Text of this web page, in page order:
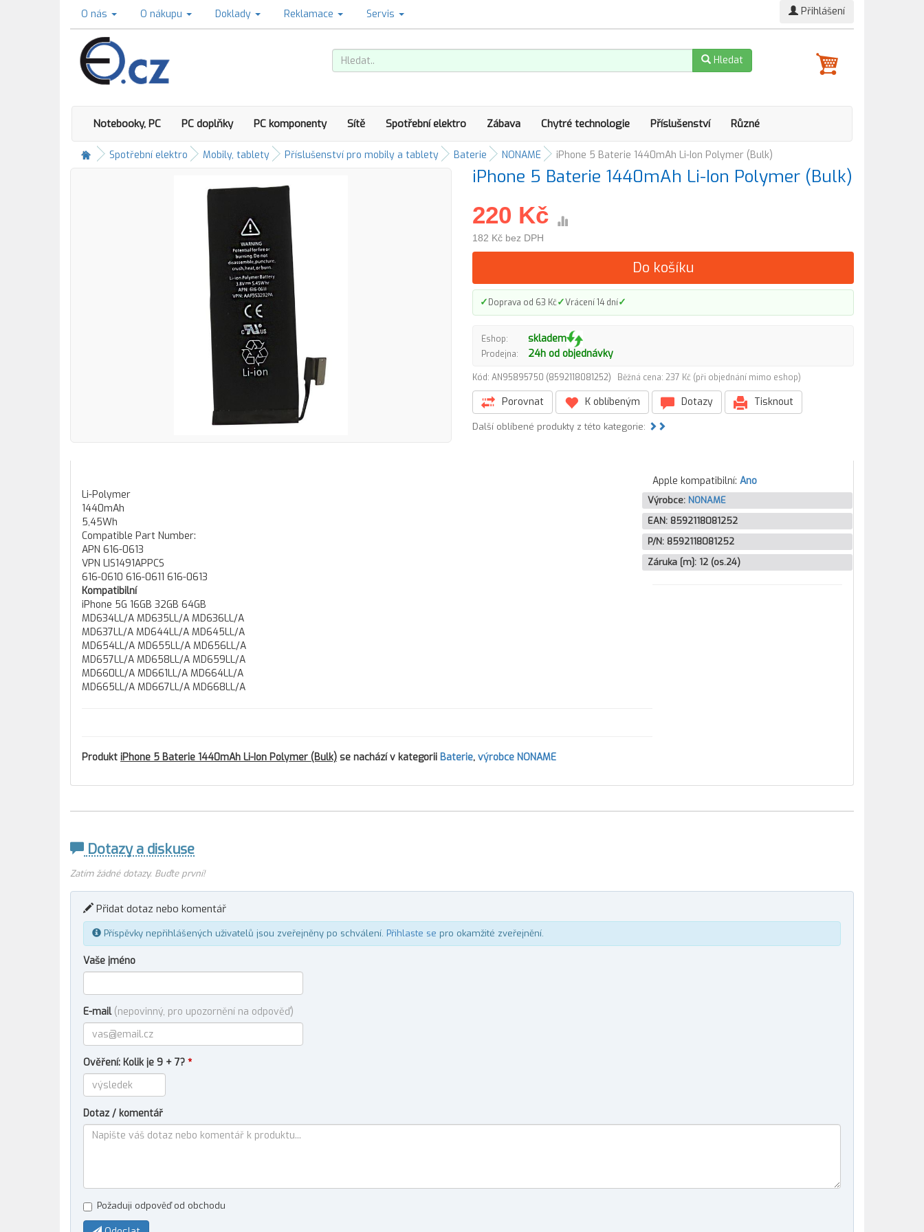
O nás O nákupu Doklady Reklamace Servis Přihlášení
Hledat
Notebooky, PC PC doplňky PC komponenty Sítě Spotřební elektro Zábava Chytré technologie Příslušenství Různé
Spotřební elektro Mobily, tablety Příslušenství pro mobily a tablety Baterie NONAME iPhone 5 Baterie 1440mAh Li-Ion Polymer (Bulk)
iPhone 5 Baterie 1440mAh Li-Ion Polymer (Bulk)
220 Kč
182 Kč bez DPH
Do košíku
✓Doprava od 63 Kč✓Vrácení 14 dní✓
Eshop: skladem
Prodejna: 24h od objednávky
Kód: AN95895750 (8592118081252) Běžná cena: 237 Kč (při objednání mimo eshop)
Porovnat K oblíbeným Dotazy Tisknout
Další oblíbené produkty z této kategorie:
Li-Polymer
1440mAh
5,45Wh
Compatible Part Number:
APN 616-0613
VPN LIS1491APPCS
616-0610 616-0611 616-0613
Kompatibilní
iPhone 5G 16GB 32GB 64GB
MD634LL/A MD635LL/A MD636LL/A
MD637LL/A MD644LL/A MD645LL/A
MD654LL/A MD655LL/A MD656LL/A
MD657LL/A MD658LL/A MD659LL/A
MD660LL/A MD661LL/A MD664LL/A
MD665LL/A MD667LL/A MD668LL/A
Produkt iPhone 5 Baterie 1440mAh Li-Ion Polymer (Bulk) se nachází v kategorii Baterie, výrobce NONAME
Apple kompatibilní: Ano
Výrobce: NONAME
EAN: 8592118081252
P/N: 8592118081252
Záruka [m]: 12 (os.24)
Dotazy a diskuse
Zatím žádné dotazy. Buďte první!
Přidat dotaz nebo komentář
Příspěvky nepřihlášených uživatelů jsou zveřejněny po schválení. Přihlaste se pro okamžité zveřejnění.
Vaše jméno
E-mail (nepovinný, pro upozornění na odpověď)
Ověření: Kolik je 9 + 7? *
Dotaz / komentář
Požaduji odpověď od obchodu